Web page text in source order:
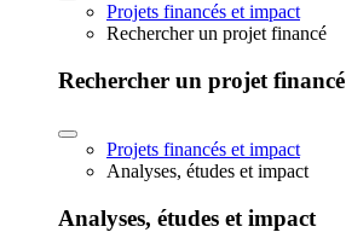
Projets financés et impact
Rechercher un projet financé
Rechercher un projet financé
Projets financés et impact
Analyses, études et impact
Analyses, études et impact